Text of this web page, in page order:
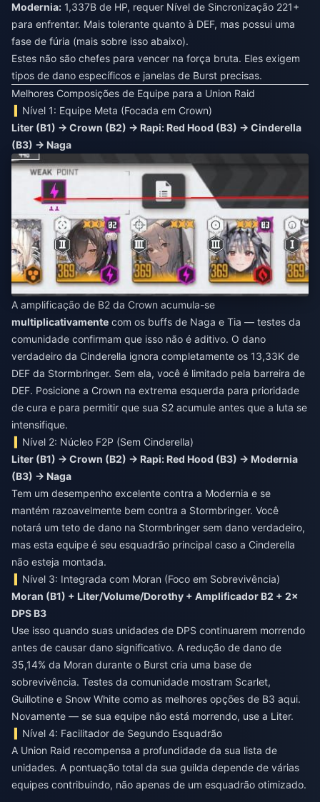
Modernia: 1,337B de HP, requer Nível de Sincronização 221+
para enfrentar. Mais tolerante quanto à DEF, mas possui uma
fase de fúria (mais sobre isso abaixo).
Estes não são chefes para vencer na força bruta. Eles exigem
tipos de dano específicos e janelas de Burst precisas.
Melhores Composições de Equipe para a Union Raid
Nível 1: Equipe Meta (Focada em Crown)
Liter (B1) → Crown (B2) → Rapi: Red Hood (B3) → Cinderella
(B3) → Naga
A amplificação de B2 da Crown acumula-se
multiplicativamente com os buffs de Naga e Tia — testes da
comunidade confirmam que isso não é aditivo. O dano
verdadeiro da Cinderella ignora completamente os 13,33K de
DEF da Stormbringer. Sem ela, você é limitado pela barreira de
DEF. Posicione a Crown na extrema esquerda para prioridade
de cura e para permitir que sua S2 acumule antes que a luta se
intensifique.
Nível 2: Núcleo F2P (Sem Cinderella)
Liter (B1) → Crown (B2) → Rapi: Red Hood (B3) → Modernia
(B3) → Naga
Tem um desempenho excelente contra a Modernia e se
mantém razoavelmente bem contra a Stormbringer. Você
notará um teto de dano na Stormbringer sem dano verdadeiro,
mas esta equipe é seu esquadrão principal caso a Cinderella
não esteja montada.
Nível 3: Integrada com Moran (Foco em Sobrevivência)
Moran (B1) + Liter/Volume/Dorothy + Amplificador B2 + 2×
DPS B3
Use isso quando suas unidades de DPS continuarem morrendo
antes de causar dano significativo. A redução de dano de
35,14% da Moran durante o Burst cria uma base de
sobrevivência. Testes da comunidade mostram Scarlet,
Guillotine e Snow White como as melhores opções de B3 aqui.
Novamente — se sua equipe não está morrendo, use a Liter.
Nível 4: Facilitador de Segundo Esquadrão
A Union Raid recompensa a profundidade da sua lista de
unidades. A pontuação total da sua guilda depende de várias
equipes contribuindo, não apenas de um esquadrão otimizado.